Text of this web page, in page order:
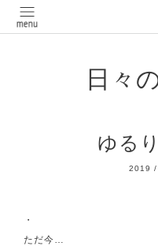
日々
ゆる
2019
・
ただ今…